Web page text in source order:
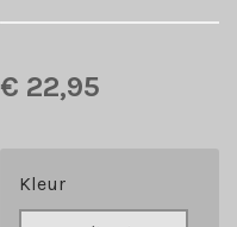
€ 22,95
Kleur